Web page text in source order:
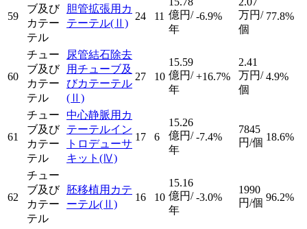
59
ブ及び
カテー
テル
胆管拡張用カ
テーテル(Ⅱ)
24 11 億円/
年
-6.9%
万円/
個
77.8%
60
チュー
ブ及び
カテー
テル
尿管結石除去
用チューブ及
びカテーテル
(Ⅱ)
27 10
15.59
億円/
年
+16.7%
2.41
万円/
個
4.9%
61
チュー
ブ及び
カテー
テル
中心静脈用カ
テーテルイン
トロデューサ
キット (Ⅳ)
17 6
15.26
億円/
年
-7.4%
7845
円/個 18.6%
62
チュー
ブ及び
カテー
テル
胚移植用カテ
ーテル(Ⅱ)
16 10
15.16
億円/
年
-3.0%
1990
円/個 96.2%